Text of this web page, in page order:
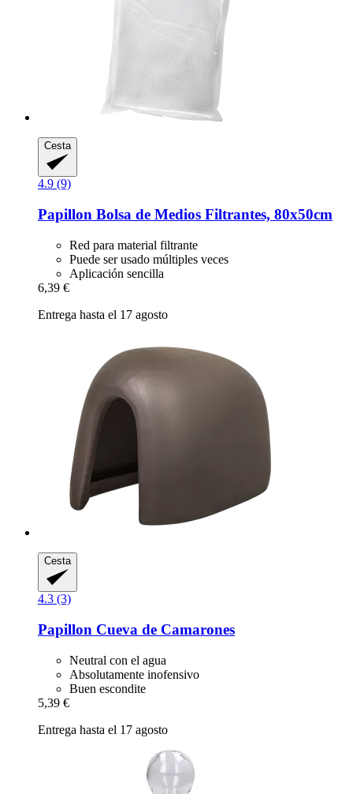
Cesta
4.9 (9)
Papillon Bolsa de Medios Filtrantes, 80x50cm
Red para material filtrante
Puede ser usado múltiples veces
Aplicación sencilla
6,39 €
Entrega hasta el 17 agosto
Cesta
4.3 (3)
Papillon Cueva de Camarones
Neutral con el agua
Absolutamente inofensivo
Buen escondite
5,39 €
Entrega hasta el 17 agosto